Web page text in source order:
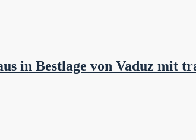
in Bestlage von Vaduz mit